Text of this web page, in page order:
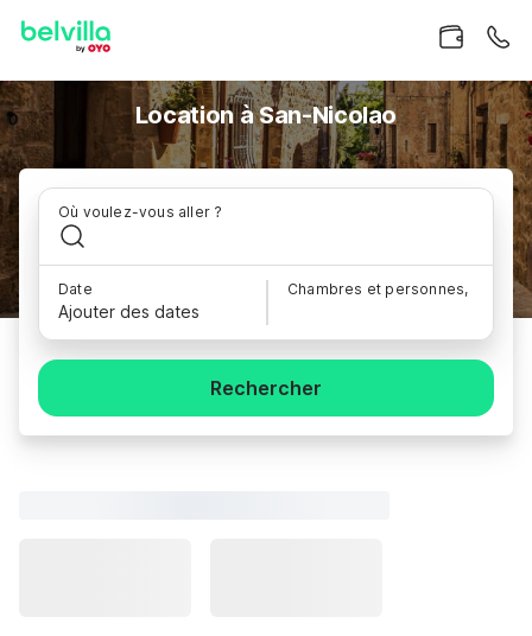
Location à San-Nicolao
Où voulez-vous aller ?
Date
Ajouter des dates
Chambres et personnes,
Rechercher